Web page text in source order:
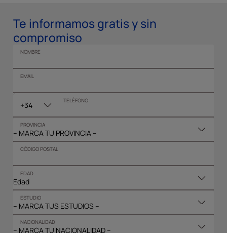
Te informamos gratis y sin
compromiso
NOMBRE
EMAIL
+34 TELÉFONO
PROVINCIA
CÓDIGO POSTAL
EDAD
ESTUDIO
NACIONALIDAD